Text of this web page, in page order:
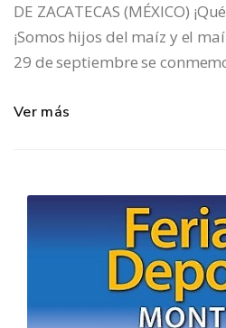
DE ZACATECAS (MÉXICO)
¡Somos hijos del maíz y el
29 de septiembre se
Ver más